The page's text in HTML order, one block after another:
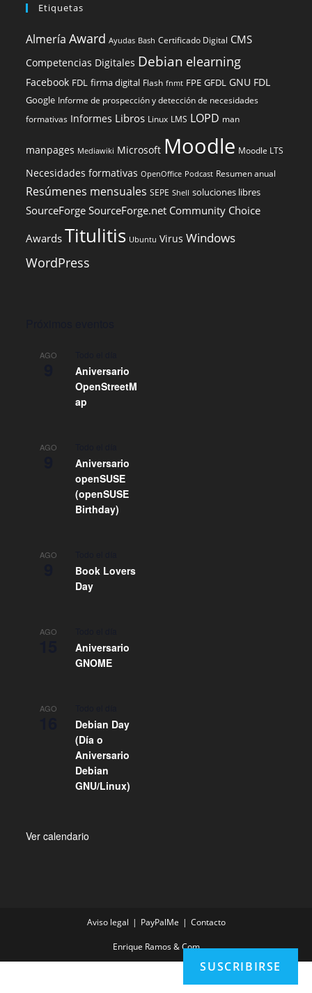
Etiquetas
Almería Award Ayudas Bash Certificado Digital CMS
Competencias Digitales Debian elearning
Facebook FDL firma digital Flash fnmt FPE GFDL GNU FDL
Google Informe de prospección y detección de necesidades
formativas Informes Libros Linux LMS LOPD man
manpages Mediawiki Microsoft Moodle Moodle LTS
Necesidades formativas OpenOffice Podcast Resumen anual
Resúmenes mensuales SEPE Shell soluciones libres
SourceForge SourceForge.net Community Choice
Awards Titulitis Ubuntu Virus Windows
WordPress
AGO
Aniversario
OpenStreetM
ap
AGO
Aniversario
openSUSE
(openSUSE
Birthday)
AGO
Book Lovers
Day
AGO
Aniversario
GNOME
AGO
Debian Day
(Día o
Aniversario
Debian
GNU/Linux)
Ver calendario
Aviso legal PayPalMe Contacto
Enrique Ramos & Com
SUSCRIBIRSE